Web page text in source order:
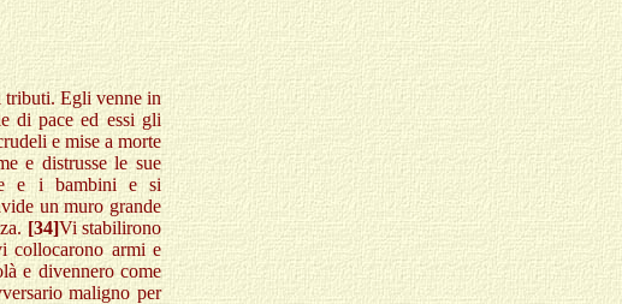
tributi. Egli venne in
di pace ed essi gli
e mise a morte
e distrusse le sue
e i bambini e si
un muro grande
[34]Vi stabilirono
collocarono armi e
e divennero come
maligno per